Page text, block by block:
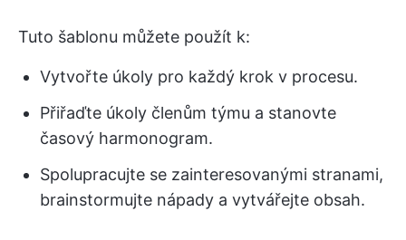
Tuto šablonu můžete použít k:
Vytvořte úkoly pro každý krok v procesu.
Přiřaďte úkoly členům týmu a stanovte
časový harmonogram.
Spolupracujte se zainteresovanými stranami,
brainstormujte nápady a vytvářejte obsah.